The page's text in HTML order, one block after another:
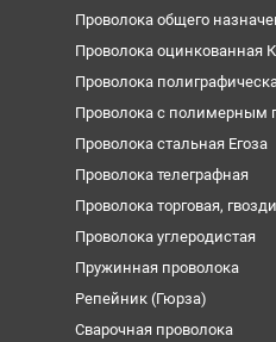
Проволока общего
Проволока оцинкованная
Проволока
Проволока с полимерным
Проволока стальная Егоза
Проволока телеграфная
Проволока торговая,
Проволока углеродистая
Пружинная проволока
Репейник (Гюрза)
Сварочная проволока